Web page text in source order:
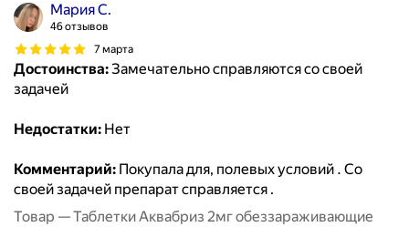
Мария С.
46 отзывов
7 марта
Достоинства:Замечательно справляются со своей
задачей
Недостатки: Нет
Комментарий: Покупала для, полевых условий . Со
своей задачей препарат справляется .
Товар — Таблетки Аквабриз 2мг обеззараживающие